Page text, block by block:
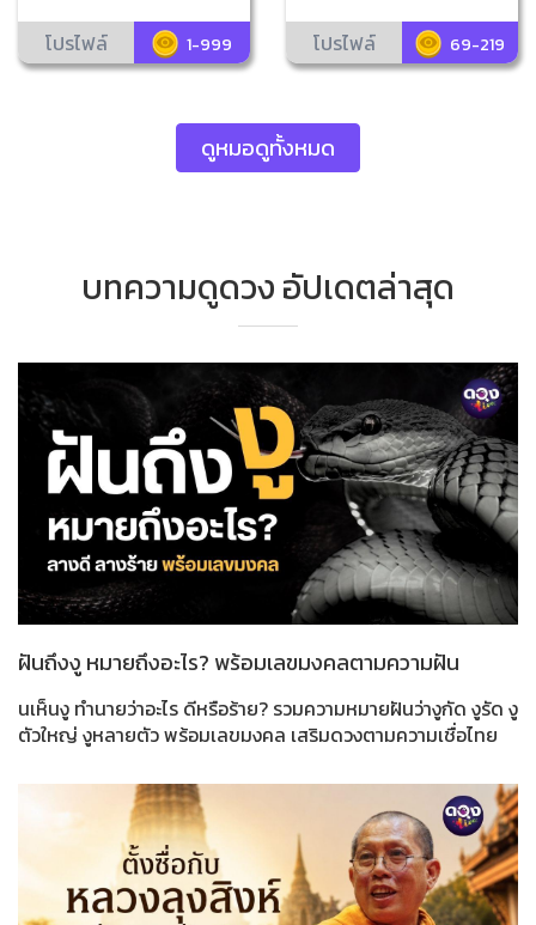
โปรไฟล์ 1-999 โปรไฟล์ 69-219
ดูหมอดูทั้งหมด
บทความดูดวง อัปเดตล่าสุด
ฝันถึงงู หมายถึงอะไร? พร้อมเลขมงคลตามความฝัน
นเห็นงู ทำนายว่าอะไร ดีหรือร้าย? รวมความหมายฝันว่างูกัด งูรัด งู
ตัวใหญ่ งูหลายตัว พร้อมเลขมงคล เสริมดวงตามความเชื่อไทย